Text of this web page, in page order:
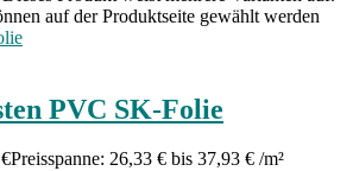
auf der Produktseite gewählt werden
PVC SK-Folie
€Preisspanne: 26,33 € bis 37,93 € /m²